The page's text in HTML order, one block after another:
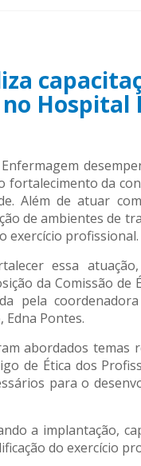
Hospital
fortalecimento da
Além de atuar
de ambientes de
exercício profissional.
essa
da Comissão
pela
Edna Pontes.
abordados temas
de Ética dos
para o
a implantação,
do exercício